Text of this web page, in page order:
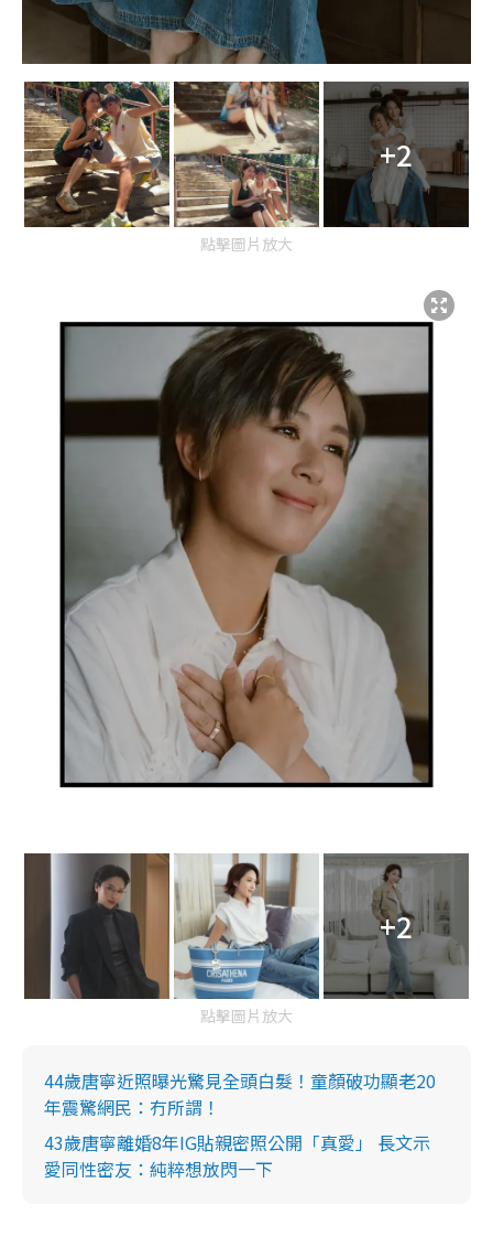
+2
點擊圖片放大
+2
點擊圖片放大
44歲唐寧近照曝光驚見全頭白髮！童顏破功顯老20
年震驚網民：冇所謂！
43歲唐寧離婚8年IG貼親密照公開「真愛」 長文示
愛同性密友：純粹想放閃一下